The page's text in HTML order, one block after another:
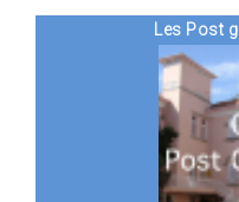
Les Post